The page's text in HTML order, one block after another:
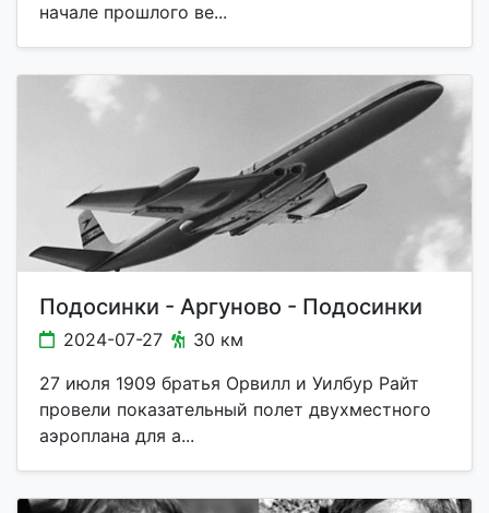
начале прошлого ве...
Подосинки - Аргуново - Подосинки
2024-07-27
30 км
27 июля 1909 братья Орвилл и Уилбур Райт
провели показательный полет двухместного
аэроплана для а...